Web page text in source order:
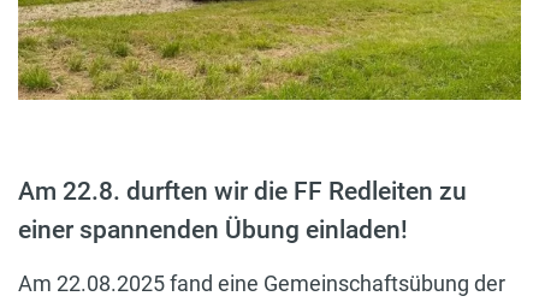
Am 22.8. durften wir die FF Redleiten zu
einer spannenden Übung einladen!
Am 22.08.2025 fand eine Gemeinschaftsübung der